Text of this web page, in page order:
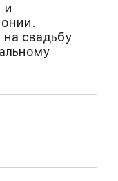
и
свадьбу